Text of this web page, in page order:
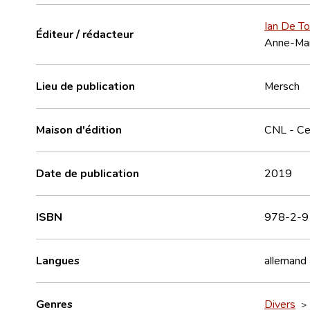
Éditeur / rédacteur
Ian De
Anne-
Lieu de publication Mersch
Maison d'édition CNL -
Date de publication 2019
ISBN 978-2-
Langues allemand
Genres Divers >